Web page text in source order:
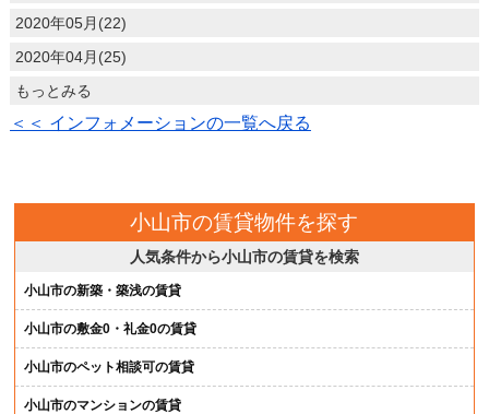
2020年05月(22)
2020年04月(25)
もっとみる
＜＜ インフォメーションの一覧へ戻る
小山市の賃貸物件を探す
人気条件から小山市の賃貸を検索
小山市の新築・築浅の賃貸
小山市の敷金0・礼金0の賃貸
小山市のペット相談可の賃貸
小山市のマンションの賃貸